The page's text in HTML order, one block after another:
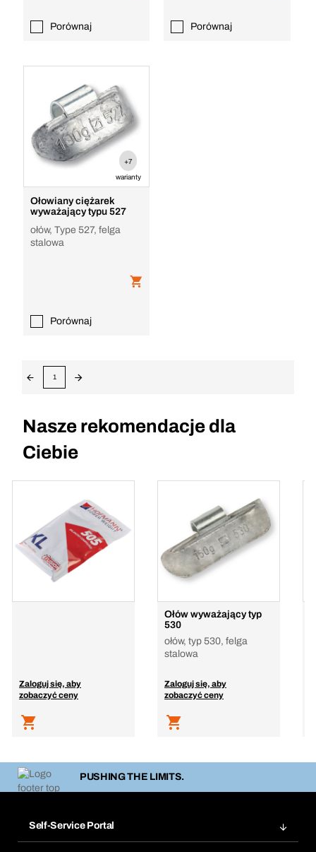
Porównaj Porównaj
+7
warianty
Ołowiany ciężarek
wyważający typu 527
ołów, Type 527, felga
stalowa
Porównaj
1
Nasze rekomendacje dla
Ciebie
Zaloguj się, aby
zobaczyć ceny
Ołów wyważający typ
530
ołów, typ 530, felga
stalowa
Zaloguj się, aby
zobaczyć ceny
PUSHING THE LIMITS.
Self-Service Portal